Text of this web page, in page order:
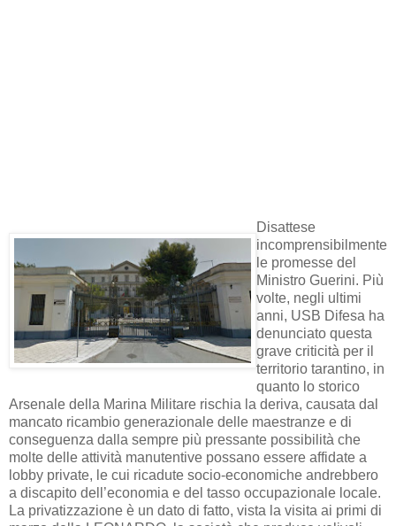
Disattese
incomprensibilmente
le promesse del
Ministro Guerini. Più
volte, negli ultimi
anni, USB Difesa ha
denunciato questa
grave criticità per il
territorio tarantino, in
quanto lo storico
Arsenale della Marina Militare rischia la deriva, causata dal
mancato ricambio generazionale delle maestranze e di
conseguenza dalla sempre più pressante possibilità che
molte delle attività manutentive possano essere affidate a
lobby private, le cui ricadute socio-economiche andrebbero
a discapito dell’economia e del tasso occupazionale locale.
La privatizzazione è un dato di fatto, vista la visita ai primi di